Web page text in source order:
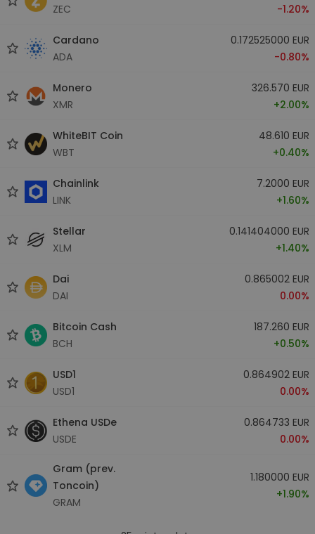
ZEC
-1.20%
Cardano
ADA
0.172525000 EUR
-0.80%
Monero
XMR
326.570 EUR
+2.00%
WhiteBIT Coin
WBT
48.610 EUR
+0.40%
Chainlink
LINK
7.2000 EUR
+1.60%
Stellar
XLM
0.141404000 EUR
+1.40%
Dai
DAI
0.865002 EUR
0.00%
Bitcoin Cash
BCH
187.260 EUR
+0.50%
USD1
USD1
0.864902 EUR
0.00%
Ethena USDe
USDE
0.864733 EUR
0.00%
Gram (prev.
Toncoin)
GRAM
1.180000 EUR
+1.90%